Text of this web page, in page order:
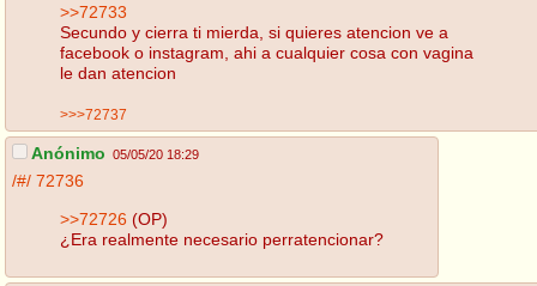
>>72733
Secundo y cierra ti mierda, si quieres atencion ve a
facebook o instagram, ahi a cualquier cosa con vagina
le dan atencion
>>>72737
Anónimo 05/05/20 18:29
/#/ 72736
>>72726 (OP)
¿Era realmente necesario perratencionar?